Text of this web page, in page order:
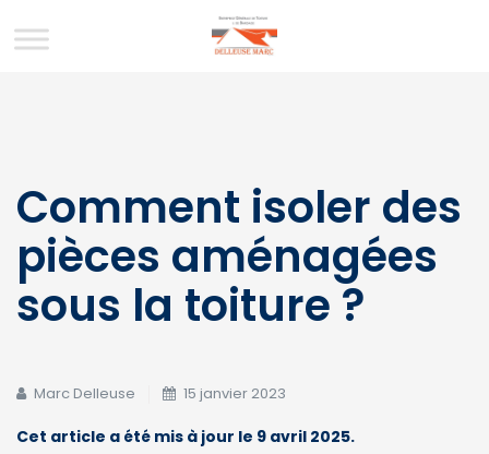
Comment isoler des
pièces aménagées
sous la toiture ?
Marc Delleuse 15 janvier 2023
Cet article a été mis à jour le 9 avril 2025.